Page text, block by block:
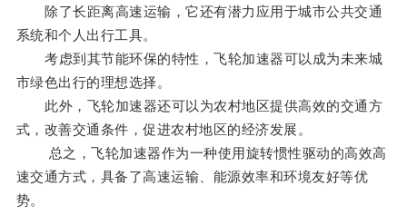
除了长距离高速运输，它还有潜力应用于城市公共交通
系统和个人出行工具。
考虑到其节能环保的特性，飞轮加速器可以成为未来城
市绿色出行的理想选择。
此外，飞轮加速器还可以为农村地区提供高效的交通方
式，改善交通条件，促进农村地区的经济发展。
总之，飞轮加速器作为一种使用旋转惯性驱动的高效高
速交通方式，具备了高速运输、能源效率和环境友好等优
势。